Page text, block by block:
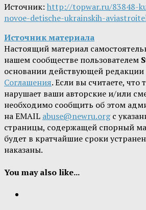
Источник: http://topwar.ru/83848-
novoe-detische-ukrainskih-
Источник материала
Настоящий материал
нашем сообществе пользователем
основании действующей редакции
Соглашения. Если вы считаете, что
нарушает ваши авторские и/или
необходимо сообщить об этом
на EMAIL abuse@newru.orgс
страницы, содержащей спорный
будет в кратчайшие сроки
наказаны.
You may also like...